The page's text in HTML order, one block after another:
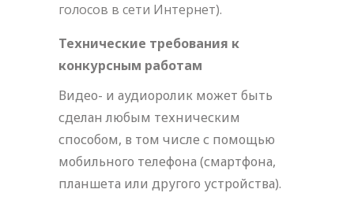
голосов в сети Интернет).
Технические требования к
конкурсным работам
Видео- и аудиоролик может быть
сделан любым техническим
способом, в том числе с помощью
мобильного телефона (смартфона,
планшета или другого устройства).